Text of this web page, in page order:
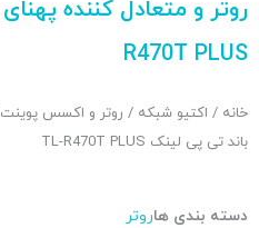
R470T PLUS
خانه / اکتیو شبکه / روتر و اکسس پوینت
باند تی پی لینک TL-R470T PLUS
دسته بندی هاروتر